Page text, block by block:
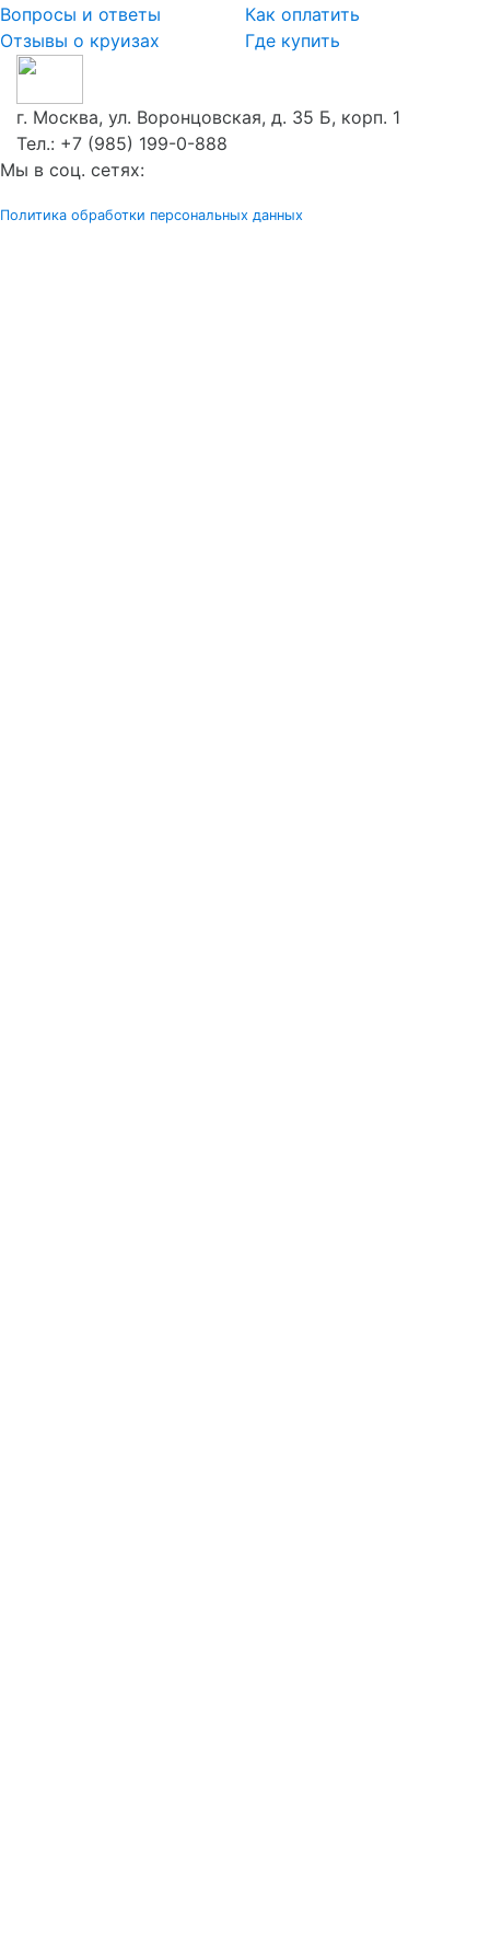
Вопросы и ответы
Отзывы о круизах
Как оплатить
Где купить
г. Москва, ул. Воронцовская, д. 35 Б, корп. 1
Тел.: +7 (985) 199-0-888
Мы в соц. сетях:
Политика обработки персональных данных